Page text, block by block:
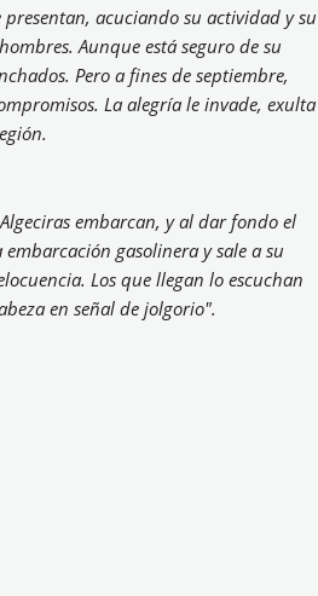
acuciando su actividad y su
Aunque está seguro de su
Pero a fines de septiembre,
La alegría le invade, exulta
embarcan, y al dar fondo el
gasolinera y sale a su
Los que llegan lo escuchan
en señal de jolgorio".